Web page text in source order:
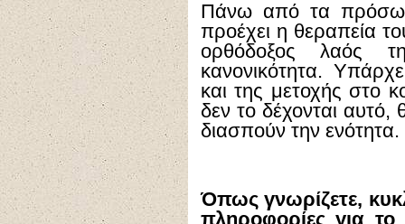
Πάνω από τα
προέχει η θεραπεία
ορθόδοξος λαός
κανονικότητα.
και της μετοχής στο
δεν το δέχονται αυτό,
διασπούν την ενότητα.
Όπως γνωρίζετε,
πληροφορίες για